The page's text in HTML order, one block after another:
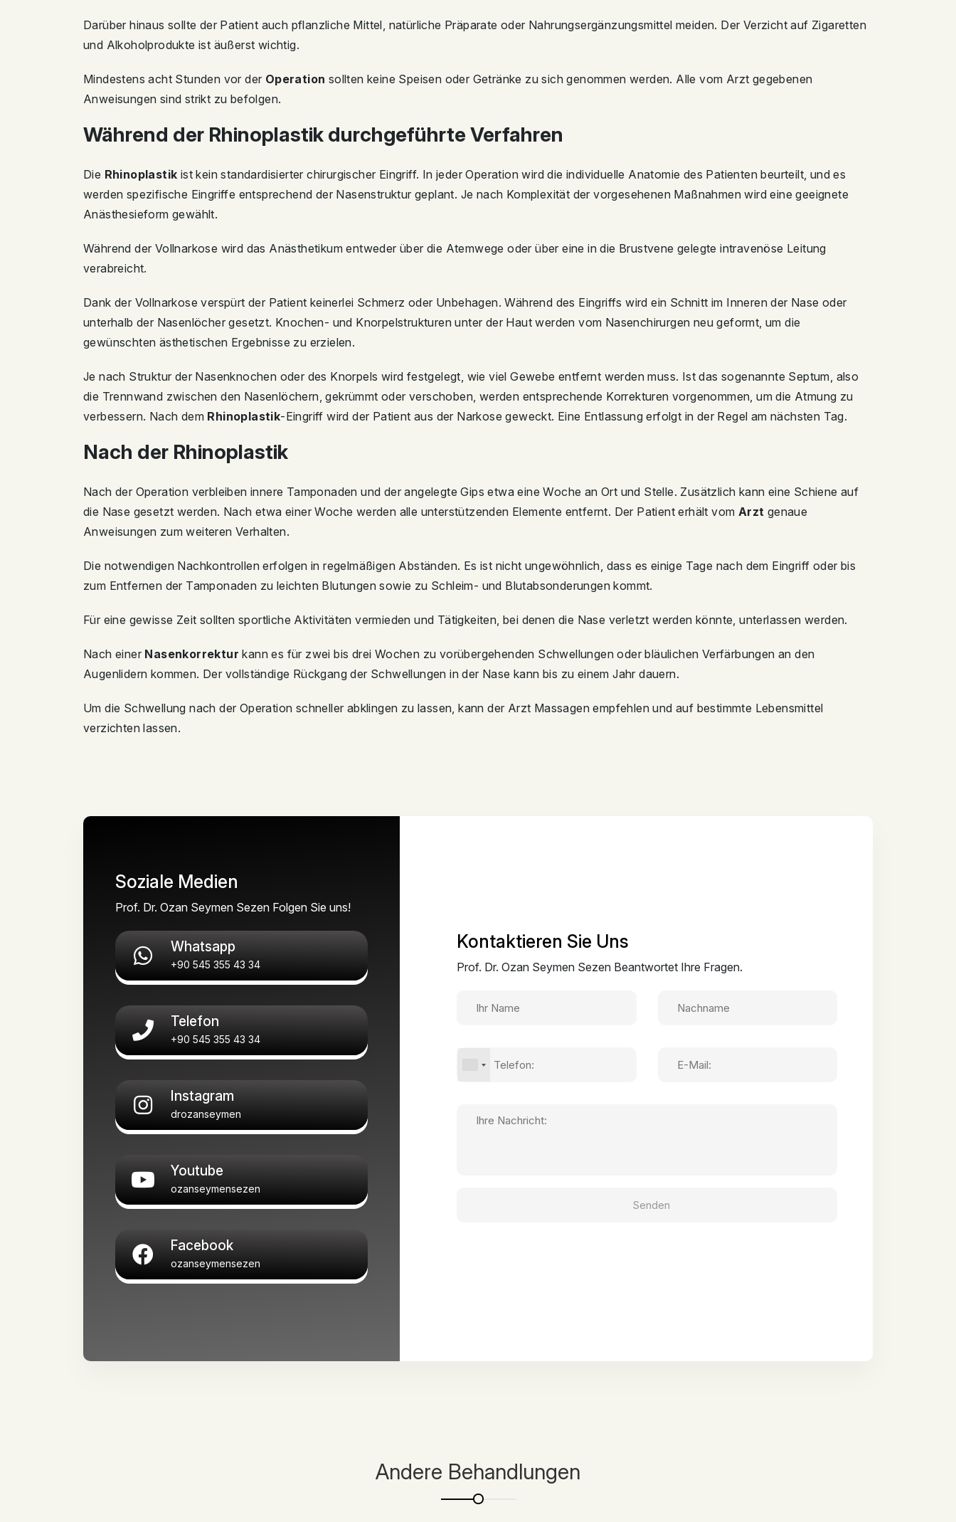
Darüber hinaus sollte der Patient auch pflanzliche Mittel, natürliche Präparate oder Nahrungsergänzungsmittel meiden. Der Verzicht auf Zigaretten
und Alkoholprodukte ist äußerst wichtig.
Mindestens acht Stunden vor der Operation sollten keine Speisen oder Getränke zu sich genommen werden. Alle vom Arzt gegebenen
Anweisungen sind strikt zu befolgen.
Während der Rhinoplastik durchgeführte Verfahren
Die Rhinoplastik ist kein standardisierter chirurgischer Eingriff. In jeder Operation wird die individuelle Anatomie des Patienten beurteilt, und es
werden spezifische Eingriffe entsprechend der Nasenstruktur geplant. Je nach Komplexität der vorgesehenen Maßnahmen wird eine geeignete
Anästhesieform gewählt.
Während der Vollnarkose wird das Anästhetikum entweder über die Atemwege oder über eine in die Brustvene gelegte intravenöse Leitung
verabreicht.
Dank der Vollnarkose verspürt der Patient keinerlei Schmerz oder Unbehagen. Während des Eingriffs wird ein Schnitt im Inneren der Nase oder
unterhalb der Nasenlöcher gesetzt. Knochen- und Knorpelstrukturen unter der Haut werden vom Nasenchirurgen neu geformt, um die
gewünschten ästhetischen Ergebnisse zu erzielen.
Je nach Struktur der Nasenknochen oder des Knorpels wird festgelegt, wie viel Gewebe entfernt werden muss. Ist das sogenannte Septum, also
die Trennwand zwischen den Nasenlöchern, gekrümmt oder verschoben, werden entsprechende Korrekturen vorgenommen, um die Atmung zu
verbessern. Nach dem Rhinoplastik-Eingriff wird der Patient aus der Narkose geweckt. Eine Entlassung erfolgt in der Regel am nächsten Tag.
Nach der Rhinoplastik
Nach der Operation verbleiben innere Tamponaden und der angelegte Gips etwa eine Woche an Ort und Stelle. Zusätzlich kann eine Schiene auf
die Nase gesetzt werden. Nach etwa einer Woche werden alle unterstützenden Elemente entfernt. Der Patient erhält vom Arzt genaue
Anweisungen zum weiteren Verhalten.
Die notwendigen Nachkontrollen erfolgen in regelmäßigen Abständen. Es ist nicht ungewöhnlich, dass es einige Tage nach dem Eingriff oder bis
zum Entfernen der Tamponaden zu leichten Blutungen sowie zu Schleim- und Blutabsonderungen kommt.
Für eine gewisse Zeit sollten sportliche Aktivitäten vermieden und Tätigkeiten, bei denen die Nase verletzt werden könnte, unterlassen werden.
Nach einer Nasenkorrektur kann es für zwei bis drei Wochen zu vorübergehenden Schwellungen oder bläulichen Verfärbungen an den
Augenlidern kommen. Der vollständige Rückgang der Schwellungen in der Nase kann bis zu einem Jahr dauern.
Um die Schwellung nach der Operation schneller abklingen zu lassen, kann der Arzt Massagen empfehlen und auf bestimmte Lebensmittel
verzichten lassen.
Soziale Medien
Prof. Dr. Ozan Seymen Sezen Folgen Sie uns!
Whatsapp
+90 545 355 43 34
Telefon
+90 545 355 43 34
Instagram
drozanseymen
Youtube
ozanseymensezen
Facebook
ozanseymensezen
Kontaktieren Sie Uns
Prof. Dr. Ozan Seymen Sezen Beantwortet Ihre Fragen.
Andere Behandlungen